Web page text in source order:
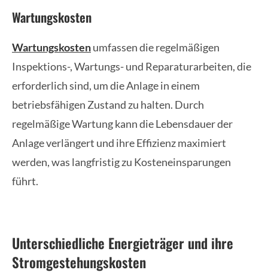
Wartungskosten
Wartungskostenumfassen die regelmäßigen
Inspektions-, Wartungs- und Reparaturarbeiten, die
erforderlich sind, um die Anlage in einem
betriebsfähigen Zustand zu halten. Durch
regelmäßige Wartung kann die Lebensdauer der
Anlage verlängert und ihre Effizienz maximiert
werden, was langfristig zu Kosteneinsparungen
führt.
Unterschiedliche Energieträger und ihre
Stromgestehungskosten